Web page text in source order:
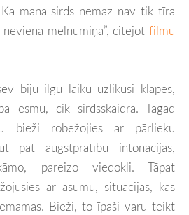
mana sirds nemaz nav tik tīra
melnumiņa”, citējot filmu
biju ilgu laiku uzlikusi klapes,
esmu, cik sirdsskaidra. Tagad
bieži robežojies ar pārlieku
pat augstprātību intonācijās,
pareizo viedokli. Tāpat
ar asumu, situācijās, kas
Bieži, to īpaši varu teikt